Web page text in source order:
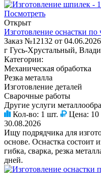
Посмотреть
Открыт
Изготовление оснастки по
Заказ №12132 от 04.06.2026
г Гусь-Хрустальный,
Категории:
Механическая обработка
Резка металла
Изготовление деталей
Сварочные работы
Другие услуги
Кол-во: 1 шт. Цена: 10
30.08.2026
Ищу подрядчика для
основе. Оснастка состоит
гибка, сварка, резка
дней.